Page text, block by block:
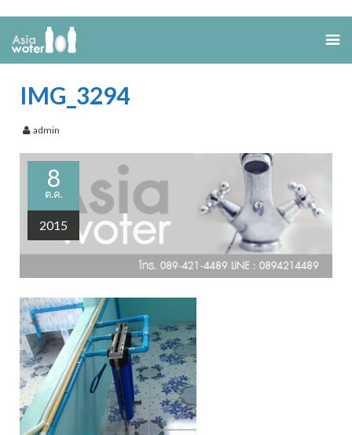
IMG_3294
admin
8
ต.ค.
2015